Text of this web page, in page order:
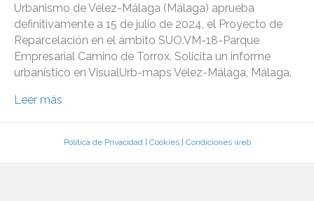
Urbanismo de Vélez-Málaga (Málaga) aprueba
definitivamente a 15 de julio de 2024, el Proyecto de
Reparcelación en el ámbito SUO.VM-18-Parque
Empresarial Camino de Torrox. Solicita un informe
urbanístico en VisualUrb-maps Vélez-Málaga, Málaga.
Leer más
Política de Privacidad| Cookies| Condiciones web